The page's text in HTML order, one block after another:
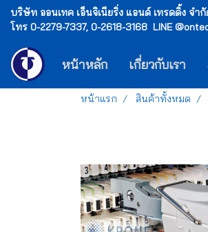
บริษัท ออนเทค เอ็นจิเนียริ่ง แอนด์ เทรดดิ้ง จำ
โทร 0-2279-7337, 0-2618-3168 LINE
หน้าหลัก เกี่ยวกับเรา
หน้าแรก สินค้าทั้งหมด